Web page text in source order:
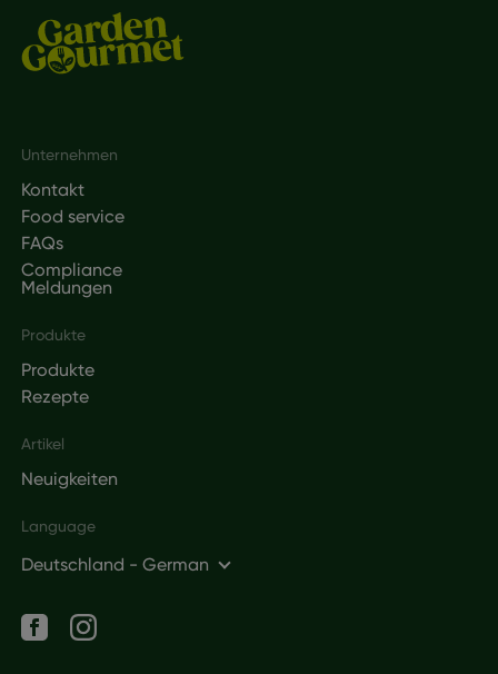
Footer
Unternehmen
Kontakt
Food service
FAQs
Compliance
Meldungen
Produkte
Produkte
Rezepte
Artikel
Neuigkeiten
Language
Deutschland - German